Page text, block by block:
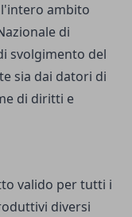
ambito
di
svolgimento del
sia dai datori di
di diritti e
valido per tutti i
diversi